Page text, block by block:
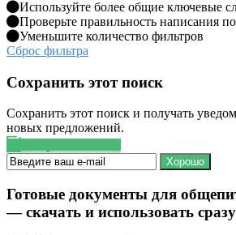
Используйте более общие ключевые
Проверьте правильность написания
Уменьшите количество фильтров
Сброс фильтра
Сохранить этот поиск
Сохранить этот поиск и получать
новых предложений.
Хорошо
Готовые документы для
— скачать и использовать сразу